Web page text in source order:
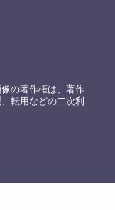
の著作権は、著作
転用などの二次利